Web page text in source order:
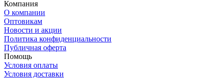
Компания
О компании
Оптовикам
Новости и акции
Политика конфиденциальности
Публичная оферта
Помощь
Условия оплаты
Условия доставки